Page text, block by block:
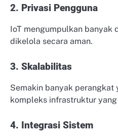
2. Privasi Pengguna
IoT mengumpulkan banyak
dikelola secara aman.
3. Skalabilitas
Semakin banyak perangkat
kompleks infrastruktur
4. Integrasi Sistem